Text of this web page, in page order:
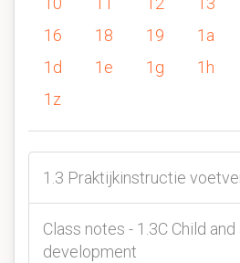
16
18 19 1a
1d
1e 1g 1h
1z
1.3 Praktijkinstructie
Class notes - 1.3C Child
development